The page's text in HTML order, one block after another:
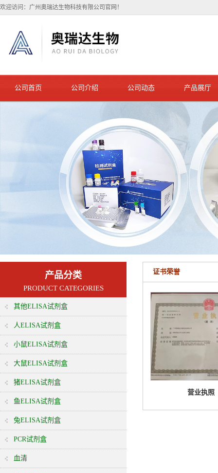
欢迎访问：广州奥瑞达生物科技有限公司官网！
公司首页 公司介绍 公司动态 产品展厅
产品分类
PRODUCT CATEGORIES
其他ELISA试剂盒
人ELISA试剂盒
小鼠ELISA试剂盒
大鼠ELISA试剂盒
猪ELISA试剂盒
鱼ELISA试剂盒
兔ELISA试剂盒
PCR试剂盒
血清
证书荣誉
营业执照